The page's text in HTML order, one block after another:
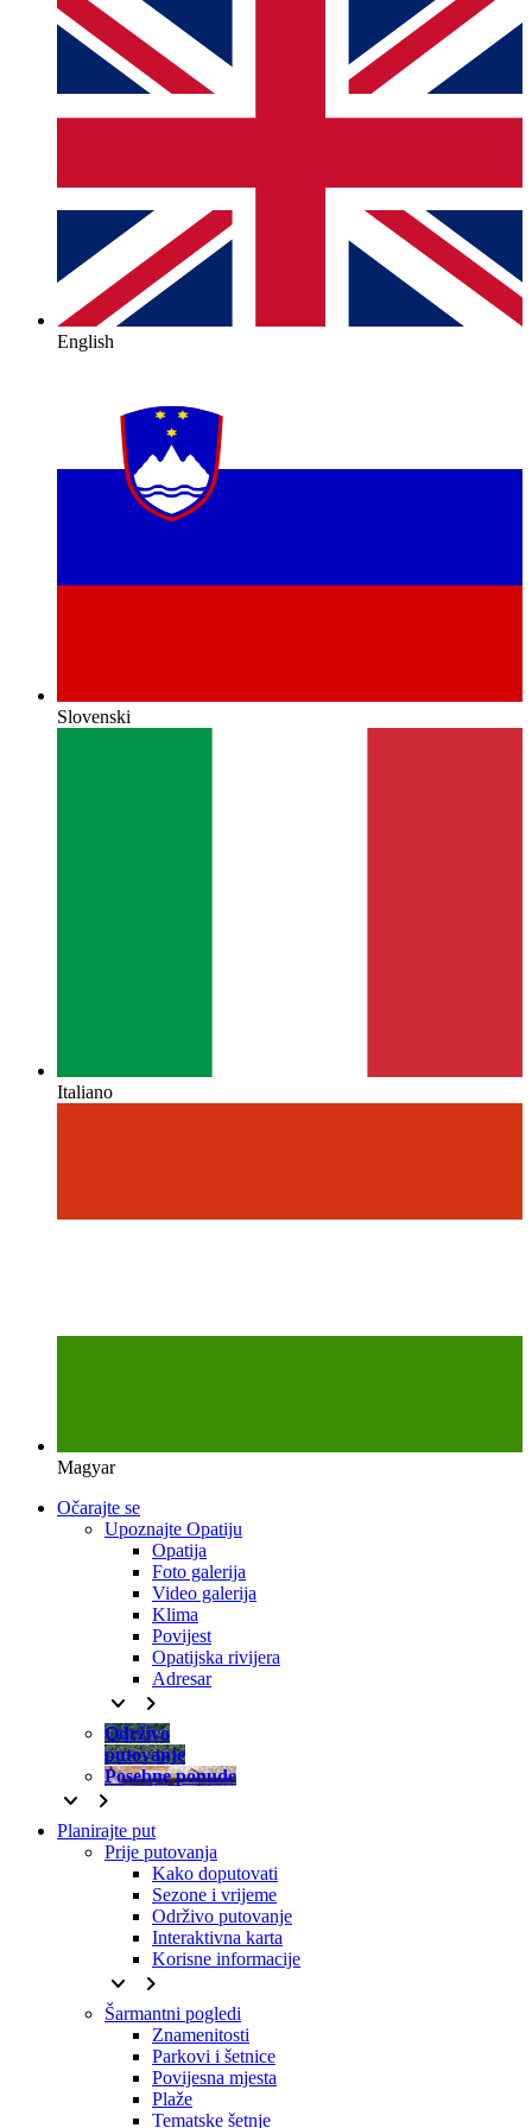
English
Slovenski
Italiano
Magyar
Očarajte se
Upoznajte Opatiju
Opatija
Foto galerija
Video galerija
Klima
Povijest
Opatijska rivijera
Adresar
keyboard_arrow_down keyboard_arrow_right
Održivo
putovanje
Posebne ponude
keyboard_arrow_down keyboard_arrow_right
Planirajte put
Prije putovanja
Kako doputovati
Sezone i vrijeme
Održivo putovanje
Interaktivna karta
Korisne informacije
keyboard_arrow_down keyboard_arrow_right
Šarmantni pogledi
Znamenitosti
Parkovi i šetnice
Povijesna mjesta
Plaže
Tematske šetnje